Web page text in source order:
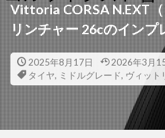
Vittoria CORSA N.EXT
リンチャー 26cのインプ
2025年8月17日 2026年3月
タイヤ, ミドルグレード, ヴィット